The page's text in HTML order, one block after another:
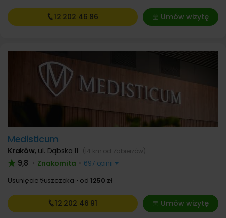
Umów wizytę
12 202 46 86
Medisticum
Kraków, ul. Dąbska 11 (14 km od Zabierzów)
9,8 • Znakomita • 697 opinii
Usunięcie tłuszczaka od 1250 zł
Umów wizytę
12 202 46 91